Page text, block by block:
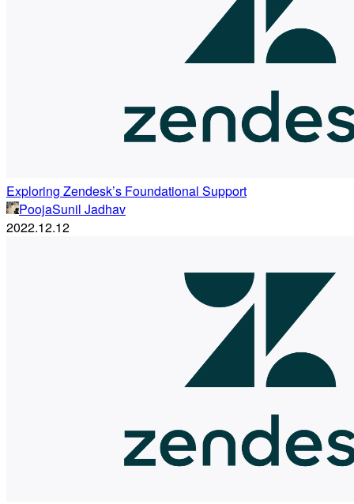
Exploring Zendesk’s Foundational Support
PoojaSunil Jadhav
2022.12.12